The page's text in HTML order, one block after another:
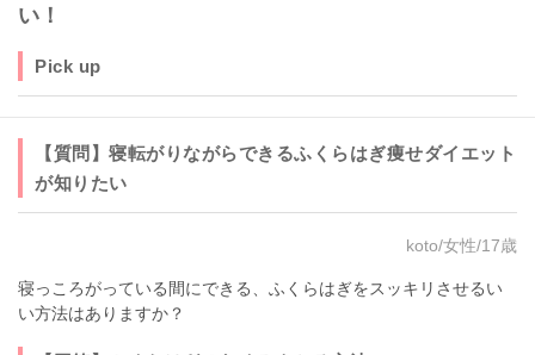
い！
Pick up
【質問】寝転がりながらできるふくらはぎ痩せダイエット
が知りたい
koto/女性/17歳
寝っころがっている間にできる、ふくらはぎをスッキリさせるい
い方法はありますか？